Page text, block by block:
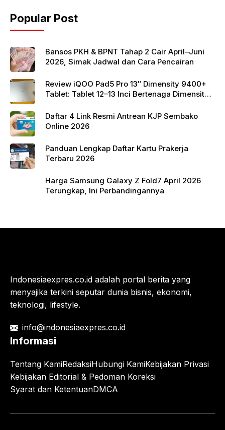
o
o
k
p
p
Popular Post
Bansos PKH & BPNT Tahap 2 Cair April–Juni
2026, Simak Jadwal dan Cara Pencairan
Review iQOO Pad5 Pro 13″ Dimensity 9400+
Tablet: Tablet 12–13 Inci Bertenaga Dimensity
Daftar 4 Link Resmi Antrean KJP Sembako
Online 2026
Panduan Lengkap Daftar Kartu Prakerja
Terbaru 2026
Harga Samsung Galaxy Z Fold7 April 2026
Terungkap, Ini Perbandingannya
Indonesiaexpres.co.id adalah portal berita yang
menyajika terkini seputar dunia bisnis, ekonomi,
teknologi, lifestyle.
info@indonesiaexpres.co.id
Informasi
Tentang KamiRedaksiHubungi KamiKebijakan Privasi
Kebijakan Editorial & Pedoman Koreksi
Syarat dan KetentuanDMCA